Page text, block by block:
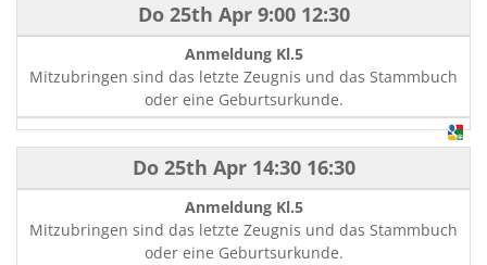
Do 25th Apr9:00 12:30
Anmeldung Kl.5
Mitzubringen sind das letzte Zeugnis und das Stammbuch
oder eine Geburtsurkunde.
Do 25th Apr14:30 16:30
Anmeldung Kl.5
Mitzubringen sind das letzte Zeugnis und das Stammbuch
oder eine Geburtsurkunde.